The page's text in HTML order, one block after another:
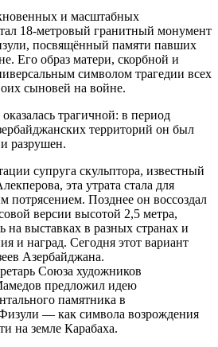
и масштабных
18-метровый гранитный монумент
посвящённый памяти павших
Его образ матери, скорбной и
символом трагедии всех
сыновей на войне.
трагичной: в период
территорий он был
разрушен.
супруга скульптора, известный
эта утрата стала для
потрясением. Позднее он воссоздал
версии высотой 2,5 метра,
на выставках в разных странах и
и наград. Сегодня этот вариант
Азербайджана.
Союза художников
предложил идею
памятника в
— как символа возрождения
на земле Карабаха.